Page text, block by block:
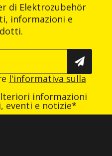
di Elektrozubehör
informazioni e
l'informativa sulla
informazioni
eventi e notizie*